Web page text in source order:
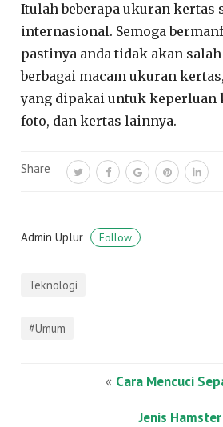
Itulah beberapa ukuran kertas
internasional. Semoga
pastinya anda tidak akan
berbagai macam ukuran
yang dipakai untuk keperluan
foto, dan kertas lainnya.
Share
Admin Uplur Follow
Teknologi
#Umum
« Cara Mencuci
Jenis Hamster